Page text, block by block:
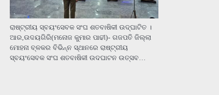
ରାଷ୍ଟ୍ରୀୟ ସ୍ବୟଂସେବକ ସଂଘ ଶତବାଷିକୀ ଉଦ୍ଘାଟିତ ।
ଆର,ଉଦୟଗିରି(ମନୋଜ କୁମାର ପାଢୀ)- ଗଜପତି ଜିଲ୍ଲା
ମୋହନା ବ୍ଳକର ବିଭିନ୍ନ ସ୍ଥାନରେ ରାଷ୍ଟ୍ରୀୟ
ସ୍ବୟଂସେବକ ସଂଘ ଶତବାଷିକୀ ଉଦଘାଟନ ଉତ୍ସବ…